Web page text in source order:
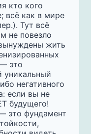
кто кого
всё как в мире
Тут всё
не повезло
жить
это
уникальный
негативного
если вы не
будущего!
это фундамент